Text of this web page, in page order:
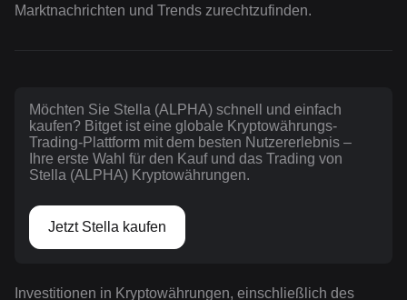
Marktnachrichten und Trends zurechtzufinden.
Möchten Sie Stella (ALPHA) schnell und einfach
kaufen? Bitget ist eine globale Kryptowährungs-
Trading-Plattform mit dem besten Nutzererlebnis –
Ihre erste Wahl für den Kauf und das Trading von
Stella (ALPHA) Kryptowährungen.
Jetzt Stella kaufen
Investitionen in Kryptowährungen, einschließlich des